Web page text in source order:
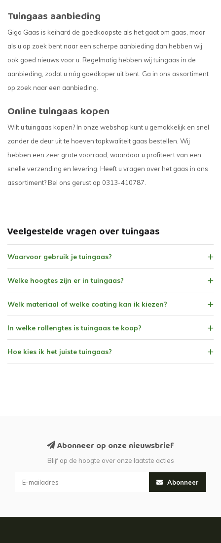
Tuingaas aanbieding
Giga Gaas is keihard de goedkoopste als het gaat om gaas, maar
als u op zoek bent naar een scherpe aanbieding dan hebben wij
ook goed nieuws voor u. Regelmatig hebben wij tuingaas in de
aanbieding, zodat u nóg goedkoper uit bent. Ga in ons assortiment
op zoek naar een aanbieding.
Online tuingaas kopen
Wilt u tuingaas kopen? In onze webshop kunt u gemakkelijk en snel
zonder de deur uit te hoeven topkwaliteit gaas bestellen. Wij
hebben een zeer grote voorraad, waardoor u profiteert van een
snelle verzending en levering. Heeft u vragen over het gaas in ons
assortiment? Bel ons gerust op 0313-410787.
Veelgestelde vragen over tuingaas
Waarvoor gebruik je tuingaas?
Welke hoogtes zijn er in tuingaas?
Welk materiaal of welke coating kan ik kiezen?
In welke rollengtes is tuingaas te koop?
Hoe kies ik het juiste tuingaas?
Abonneer op onze nieuwsbrief
Blijf op de hoogte over onze laatste acties
Abonneer